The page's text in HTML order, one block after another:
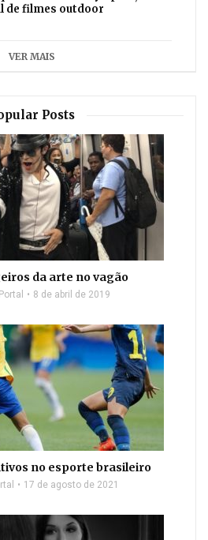
de filmes outdoor
VER MAIS
Posts
da arte no vagão
8 de abril de 2019
no esporte brasileiro
17 de agosto de 2021